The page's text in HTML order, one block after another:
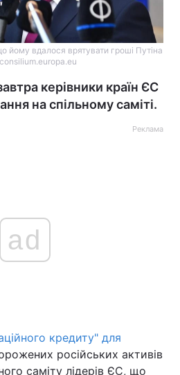
йому вдалося врятувати гроші Путіна
керівники країн ЄС
на спільному саміті.
Реклама
ad
кредиту" для
російських активів
саміту лідерів ЄС, що